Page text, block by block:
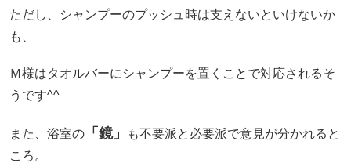
ただし、シャンプーのプッシュ時は支えないといけないか
も、
Ｍ様はタオルバーにシャンプーを置くことで対応されるそ
うです^^
また、浴室の「鏡」
も不要派と必要派で意見が分かれると
ころ。